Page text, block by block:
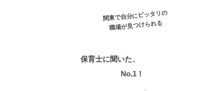
関東で自分にピッタリの
職場が見つけられる
保育士に聞いた、
No,1！